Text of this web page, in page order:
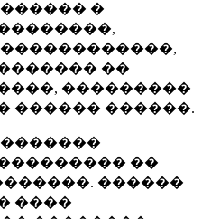
�
��
���������
������ ������.
��
������
����